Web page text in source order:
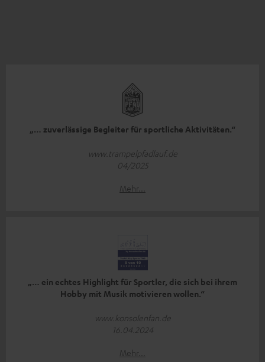
„… zuverlässige Begleiter für sportliche Aktivitäten.“
www.trampelpfadlauf.de
04/2025
Mehr...
„… ein echtes Highlight für Sportler, die sich bei ihrem
Hobby mit Musik motivieren wollen.“
www.konsolenfan.de
16.04.2024
Mehr...